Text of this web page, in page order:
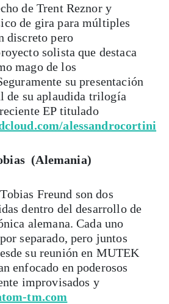
de Trent Reznor y
de gira para múltiples
discreto pero
solista que destaca
mago de los
su presentación
de su aplaudida trilogía
EP titulado
alessandrocortini
(Alemania)
Freund son dos
dentro del desarrollo de
alemana. Cada uno
separado, pero juntos
su reunión en MUTEK
enfocado en poderosos
improvisados y
tm.com